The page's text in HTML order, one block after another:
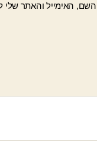
האימייל והאתר